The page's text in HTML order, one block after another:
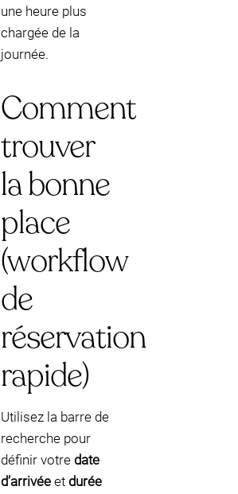
une heure plus
chargée de la
journée.
Comment
trouver
la bonne
place
(workflow
de
réservation
rapide)
Utilisez la barre de
recherche pour
définir votre date
d’arrivée et durée